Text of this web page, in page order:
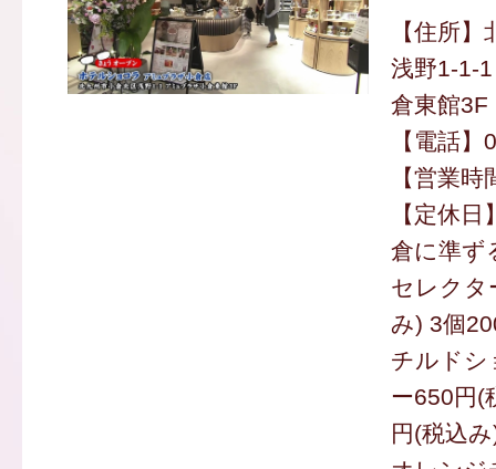
【住所
浅野1-1-
倉東館3F
【電話
【営業
【定休
倉に準ず
セレクタ
み) 3個
チルドシ
ー650円(
円(税込